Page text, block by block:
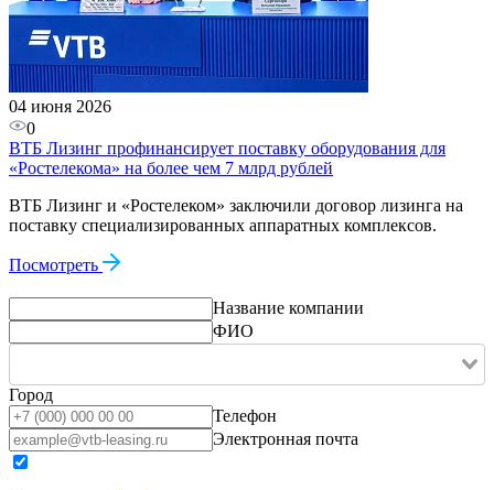
04 июня 2026
0
ВТБ Лизинг профинансирует поставку оборудования для
«Ростелекома» на более чем 7 млрд рублей
ВТБ Лизинг и «Ростелеком» заключили договор лизинга на
поставку специализированных аппаратных комплексов.
Посмотреть
Название компании
ФИО
Город
Телефон
Электронная почта